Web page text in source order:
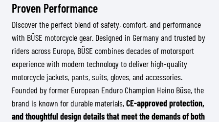
Proven Performance
Discover the perfect blend of safety, comfort, and performance
with BÜSE motorcycle gear. Designed in Germany and trusted by
riders across Europe, BÜSE combines decades of motorsport
experience with modern technology to deliver high-quality
motorcycle jackets, pants, suits, gloves, and accessories.
Founded by former European Enduro Champion Heino Büse, the
brand is known for durable materials,CE-approved protection,
and thoughtful design details that meet the demands of both